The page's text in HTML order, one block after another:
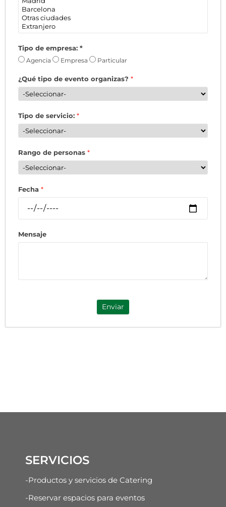
Tipo de empresa: *
Agencia Empresa Particular
¿Qué tipo de evento organizas? *
Tipo de servicio: *
Rango de personas *
Fecha *
Mensaje
Enviar
SERVICIOS
-Productos y servicios de Catering
-Reservar espacios para eventos